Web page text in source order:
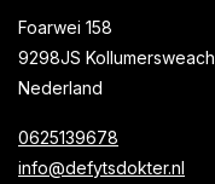
Foarwei 158
9298JS Kollumersweach
Nederland
0625139678
info@defytsdokter.nl